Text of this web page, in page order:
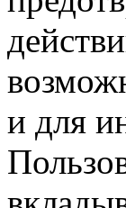
и для